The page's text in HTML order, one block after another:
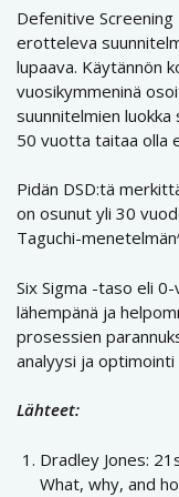
Defenitive Screening
erotteleva
lupaava. Käytännön
vuosikymmeninä
suunnitelmien
50 vuotta taitaa olla
Pidän DSD:tä
on osunut yli 30
Taguchi-menetelmän
Six Sigma -taso eli
lähempänä ja
prosessien
analyysi ja
Lähteet:
Dradley Jones:
What, why, and